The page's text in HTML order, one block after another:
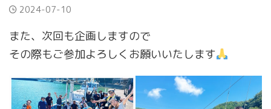
2024-07-10
また、次回も企画しますので
その際もご参加よろしくお願いいたします